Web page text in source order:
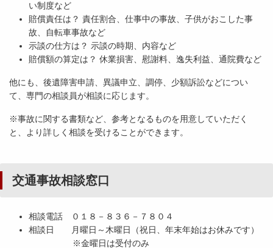
い制度など
賠償責任は？ 責任割合、仕事中の事故、子供がおこした事
故、自転車事故など
示談の仕方は？ 示談の時期、内容など
賠償額の算定は？ 休業損害、慰謝料、逸失利益、通院費など
他にも、後遺障害申請、異議申立、調停、少額訴訟などについ
て、専門の相談員が相談に応じます。
※事故に関する書類など、参考となるものを用意していただく
と、より詳しく相談を受けることができます。
交通事故相談窓口
相談電話 ０１８－８３６－７８０４
相談日 月曜日～木曜日（祝日、年末年始はお休みです）
※金曜日は受付のみ